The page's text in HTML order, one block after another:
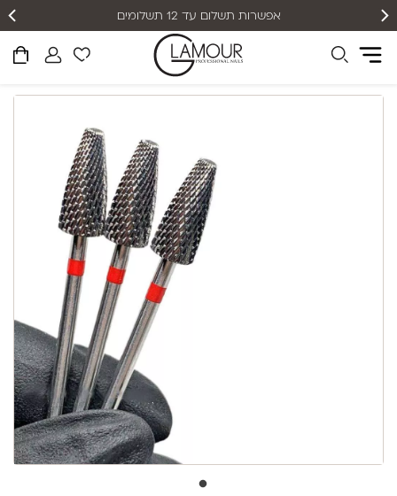
אפשרות תשלום עד 12 תשלומים